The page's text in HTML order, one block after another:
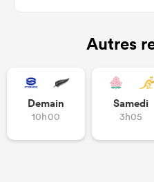
Autres
Demain
10h00
Samedi
3h05